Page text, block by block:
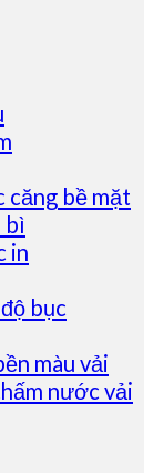
căng bề mặt
bì
in
bục
màu vải
nước vải